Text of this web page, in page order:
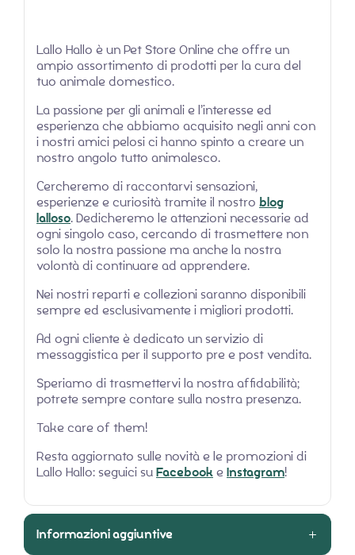
Lallo Hallo è un Pet Store Online che offre un
ampio assortimento di prodotti per la cura del
tuo animale domestico.
La passione per gli animali e l’interesse ed
esperienza che abbiamo acquisito negli anni con
i nostri amici pelosi ci hanno spinto a creare un
nostro angolo tutto animalesco.
Cercheremo di raccontarvi sensazioni,
esperienze e curiosità tramite il nostro blog
lalloso. Dedicheremo le attenzioni necessarie ad
ogni singolo caso, cercando di trasmettere non
solo la nostra passione ma anche la nostra
volontà di continuare ad apprendere.
Nei nostri reparti e collezioni saranno disponibili
sempre ed esclusivamente i migliori prodotti.
Ad ogni cliente è dedicato un servizio di
messaggistica per il supporto pre e post vendita.
Speriamo di trasmettervi la nostra affidabilità;
potrete sempre contare sulla nostra presenza.
Take care of them!
Resta aggiornato sulle novità e le promozioni di
Lallo Hallo: seguici suFacebooke Instagram!
Informazioni aggiuntive